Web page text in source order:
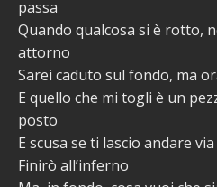
passa
Quando qualcosa si è rotto,
attorno
Sarei caduto sul fondo, ma
E quello che mi togli è un
posto
E scusa se ti lascio andare via
Finirò all’inferno